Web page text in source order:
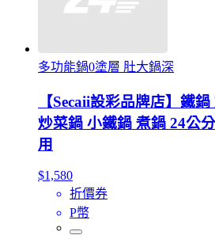
多功能鍋0塗層 肚大鍋深
【Secaii設彩品牌店】鐵
炒菜鍋 小鐵鍋 煮鍋 24公
用
$1,580
折價券
P幣